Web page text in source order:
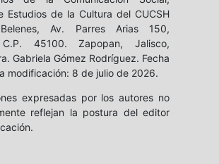
Estudios de la Cultura del CUCSH
Av. Parres Arias 150,
C.P. 45100. Zapopan, Jalisco,
Gabriela Gómez Rodríguez. Fecha
modificación: 8 de julio de 2026.
expresadas por los autores no
reflejan la postura del editor